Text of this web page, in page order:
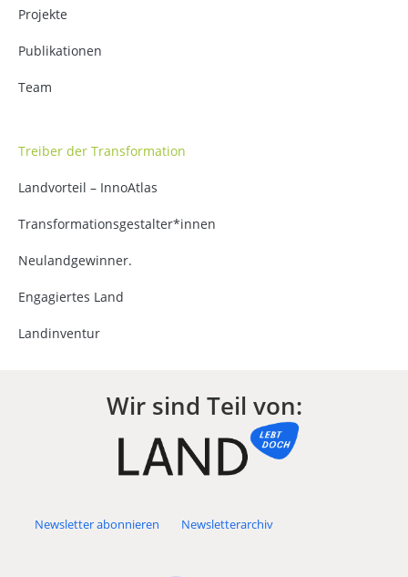
Projekte
Publikationen
Team
Treiber der Transformation
Landvorteil – InnoAtlas
Transformationsgestalter*innen
Neulandgewinner.
Engagiertes Land
Landinventur
Wir sind Teil von:
Newsletter abonnieren Newsletterarchiv